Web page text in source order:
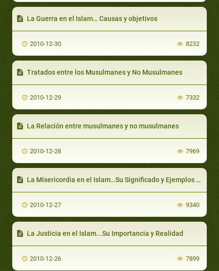
La Guerra en el Islam… Causas y objetivos
2010-12-30 8232
Tratados entre los Musulmanes y No Musulmanes
2010-12-29 7332
La Relación entre musulmanes y no musulmanes
2010-12-28 7969
La Misericordia en el Islam…Su Significado y Ejemplos Sobre la Misericordia
2010-12-27 9340
La Justicia en el Islam...Su Importancia y Realidad
2010-12-26 7899